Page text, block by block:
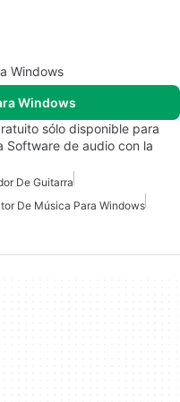
Windows
Windows
sólo disponible para
Software de audio con la
De Guitarra
De Música Para Windows